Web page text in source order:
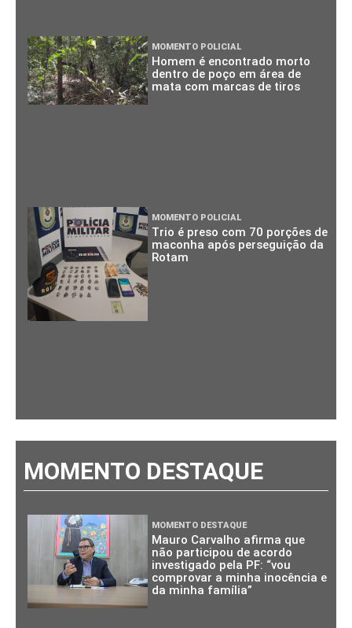
MOMENTO POLICIAL
Homem é encontrado morto
dentro de poço em área de
mata com marcas de tiros
MOMENTO POLICIAL
Trio é preso com 70 porções de
maconha após perseguição da
Rotam
MOMENTO DESTAQUE
MOMENTO DESTAQUE
Mauro Carvalho afirma que
não participou de acordo
investigado pela PF: “vou
comprovar a minha inocência e
da minha família”